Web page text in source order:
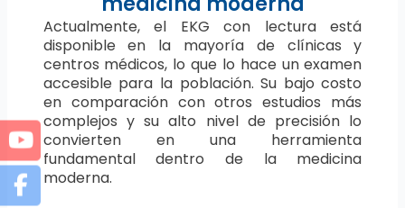
Actualmente, el EKG con lectura está
disponible en la mayoría de clínicas y
centros médicos, lo que lo hace un examen
accesible para la población. Su bajo costo
en comparación con otros estudios más
complejos y su alto nivel de precisión lo
convierten en una herramienta
fundamental dentro de la medicina
moderna.